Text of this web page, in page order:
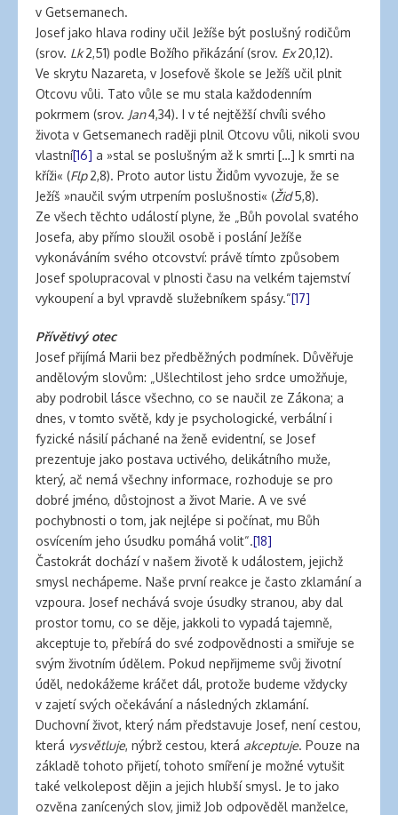
v Getsemanech.
Josef jako hlava rodiny učil Ježíše být poslušný rodičům
(srov. Lk2,51) podle Božího přikázání (srov. Ex20,12).
Ve skrytu Nazareta, v Josefově škole se Ježíš učil plnit
Otcovu vůli. Tato vůle se mu stala každodenním
pokrmem (srov. Jan4,34). I v té nejtěžší chvíli svého
života v Getsemanech raději plnil Otcovu vůli, nikoli svou
vlastní[16] a »stal se poslušným až k smrti […] k smrti na
kříži« (Flp2,8). Proto autor listu Židům vyvozuje, že se
Ježíš »naučil svým utrpením poslušnosti« (Žid5,8).
Ze všech těchto událostí plyne, že „Bůh povolal svatého
Josefa, aby přímo sloužil osobě i poslání Ježíše
vykonáváním svého otcovství: právě tímto způsobem
Josef spolupracoval v plnosti času na velkém tajemství
vykoupení a byl vpravdě služebníkem spásy.“[17]
Přívětivý otec
Josef přijímá Marii bez předběžných podmínek. Důvěřuje
andělovým slovům: „Ušlechtilost jeho srdce umožňuje,
aby podrobil lásce všechno, co se naučil ze Zákona; a
dnes, v tomto světě, kdy je psychologické, verbální i
fyzické násilí páchané na ženě evidentní, se Josef
prezentuje jako postava uctivého, delikátního muže,
který, ač nemá všechny informace, rozhoduje se pro
dobré jméno, důstojnost a život Marie. A ve své
pochybnosti o tom, jak nejlépe si počínat, mu Bůh
osvícením jeho úsudku pomáhá volit“.[18]
Častokrát dochází v našem životě k událostem, jejichž
smysl nechápeme. Naše první reakce je často zklamání a
vzpoura. Josef nechává svoje úsudky stranou, aby dal
prostor tomu, co se děje, jakkoli to vypadá tajemně,
akceptuje to, přebírá do své zodpovědnosti a smiřuje se
svým životním údělem. Pokud nepřijmeme svůj životní
úděl, nedokážeme kráčet dál, protože budeme vždycky
v zajetí svých očekávání a následných zklamání.
Duchovní život, který nám představuje Josef, není cestou,
která vysvětluje, nýbrž cestou, která akceptuje. Pouze na
základě tohoto přijetí, tohoto smíření je možné vytušit
také velkolepost dějin a jejich hlubší smysl. Je to jako
ozvěna zanícených slov, jimiž Job odpověděl manželce,